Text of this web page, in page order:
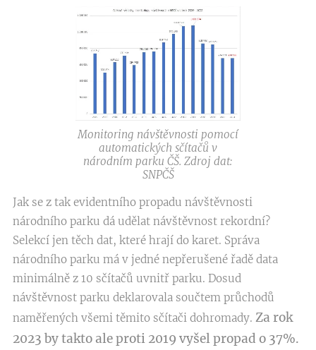
Monitoring návštěvnosti pomocí
automatických sčítačů v
národním parku ČŠ. Zdroj dat:
SNPČŠ
Jak se z tak evidentního propadu návštěvnosti
národního parku dá udělat návštěvnost rekordní?
Selekcí jen těch dat, které hrají do karet. Správa
národního parku má v jedné nepřerušené řadě data
minimálně z 10 sčítačů uvnitř parku. Dosud
návštěvnost parku deklarovala součtem průchodů
naměřených všemi těmito sčítači dohromady. Za rok
2023 by takto ale proti 2019 vyšel propad o 37%.